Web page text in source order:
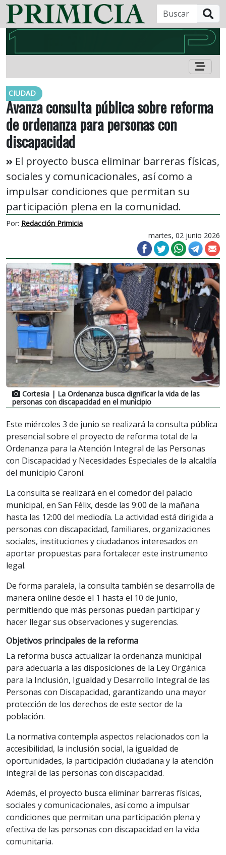
CIUDAD
Avanza consulta pública sobre reforma
de ordenanza para personas con
discapacidad
El proyecto busca eliminar barreras físicas,
sociales y comunicacionales, así como a
impulsar condiciones que permitan su
participación plena en la comunidad.
Por: Redacción Primicia
martes, 02 junio 2026
Cortesia | La Ordenanza busca dignificar la vida de las
personas con discapacidad en el municipio
Este miércoles 3 de junio se realizará la consulta pública
presencial sobre el proyecto de reforma total de la
Ordenanza para la Atención Integral de las Personas
con Discapacidad y Necesidades Especiales de la alcaldía
del municipio Caroní.
La consulta se realizará en el comedor del palacio
municipal, en San Félix, desde las 9:00 de la mañana
hasta las 12:00 del mediodía. La actividad está dirigida a
personas con discapacidad, familiares, organizaciones
sociales, instituciones y ciudadanos interesados en
aportar propuestas para fortalecer este instrumento
legal.
De forma paralela, la consulta también se desarrolla de
manera online desde el 1 hasta el 10 de junio,
permitiendo que más personas puedan participar y
hacer llegar sus observaciones y sugerencias.
Objetivos principales de la reforma
La reforma busca actualizar la ordenanza municipal
para adecuarla a las disposiciones de la Ley Orgánica
para la Inclusión, Igualdad y Desarrollo Integral de las
Personas con Discapacidad, garantizando una mayor
protección de los derechos de este sector de la
población.
La normativa contempla aspectos relacionados con la
accesibilidad, la inclusión social, la igualdad de
oportunidades, la participación ciudadana y la atención
integral de las personas con discapacidad.
Además, el proyecto busca eliminar barreras físicas,
sociales y comunicacionales, así como a impulsar
condiciones que permitan una participación plena y
efectiva de las personas con discapacidad en la vida
comunitaria.